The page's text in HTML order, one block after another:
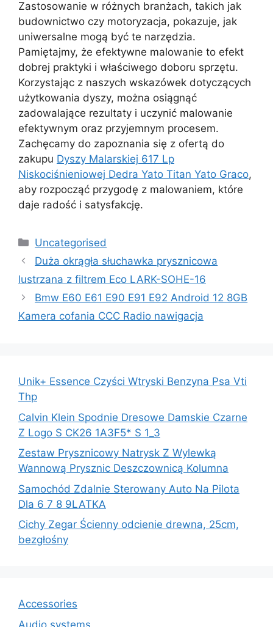
Zastosowanie w różnych branżach, takich jak
budownictwo czy motoryzacja, pokazuje, jak
uniwersalne mogą być te narzędzia.
Pamiętajmy, że efektywne malowanie to efekt
dobrej praktyki i właściwego doboru sprzętu.
Korzystając z naszych wskazówek dotyczących
użytkowania dyszy, można osiągnąć
zadowalające rezultaty i uczynić malowanie
efektywnym oraz przyjemnym procesem.
Zachęcamy do zapoznania się z ofertą do
zakupu Dyszy Malarskiej 617 Lp
Niskociśnieniowej Dedra Yato Titan Yato Graco,
aby rozpocząć przygodę z malowaniem, które
daje radość i satysfakcję.
Kategorie
Uncategorised
Duża okrągła słuchawka prysznicowa
lustrzana z filtrem Eco LARK-SOHE-16
Bmw E60 E61 E90 E91 E92 Android 12 8GB
Kamera cofania CCC Radio nawigacja
Unik+ Essence Czyści Wtryski Benzyna Psa Vti
Thp
Calvin Klein Spodnie Dresowe Damskie Czarne
Z Logo S CK26 1A3F5* S 1_3
Zestaw Prysznicowy Natrysk Z Wylewką
Wannową Prysznic Deszczownicą Kolumna
Samochód Zdalnie Sterowany Auto Na Pilota
Dla 6 7 8 9LATKA
Cichy Zegar Ścienny odcienie drewna, 25cm,
bezgłośny
Accessories
Audio systems